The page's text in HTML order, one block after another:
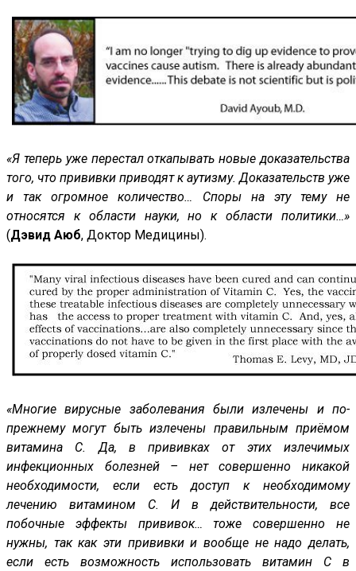
«Я теперь уже перестал откапывать новые доказательства
того, что прививки приводят к аутизму. Доказательств уже
и так огромное количество… Споры на эту тему не
относятся к области науки, но к области политики…»
(Дэвид Аюб, Доктор Медицины).
«Многие вирусные заболевания были излечены и по-
прежнему могут быть излечены правильным приёмом
витамина С. Да, в прививках от этих излечимых
инфекционных болезней – нет совершенно никакой
необходимости, если есть доступ к необходимому
лечению витамином С. И в действительности, все
побочные эффекты прививок… тоже совершенно не
нужны, так как эти прививки и вообще не надо делать,
если есть возможность использовать витамин С в